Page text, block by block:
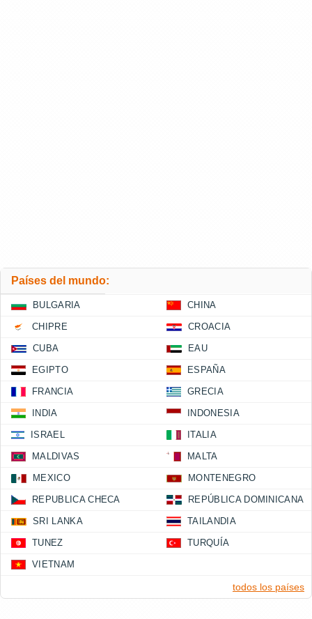
Países del mundo:
BULGARIA CHINA
CHIPRE CROACIA
CUBA EAU
EGIPTO ESPAÑA
FRANCIA GRECIA
INDIA INDONESIA
ISRAEL ITALIA
MALDIVAS MALTA
MEXICO MONTENEGRO
REPUBLICA CHECA REPÚBLICA DOMINICANA
SRI LANKA TAILANDIA
TUNEZ TURQUÍA
VIETNAM
todos los países